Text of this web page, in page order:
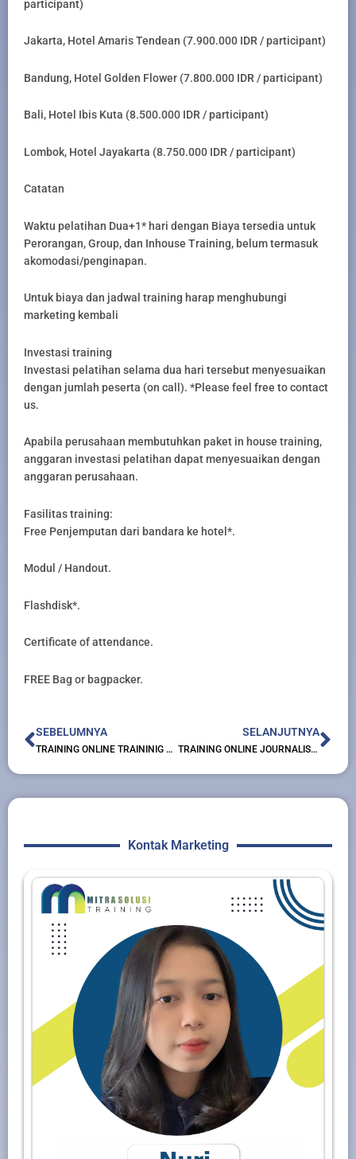
participant)
Jakarta, Hotel Amaris Tendean (7.900.000 IDR / participant)
Bandung, Hotel Golden Flower (7.800.000 IDR / participant)
Bali, Hotel Ibis Kuta (8.500.000 IDR / participant)
Lombok, Hotel Jayakarta (8.750.000 IDR / participant)
Catatan
Waktu pelatihan Dua+1* hari dengan Biaya tersedia untuk
Perorangan, Group, dan Inhouse Training, belum termasuk
akomodasi/penginapan.
Untuk biaya dan jadwal training harap menghubungi
marketing kembali
Investasi training
Investasi pelatihan selama dua hari tersebut menyesuaikan
dengan jumlah peserta (on call). *Please feel free to contact
us.
Apabila perusahaan membutuhkan paket in house training,
anggaran investasi pelatihan dapat menyesuaikan dengan
anggaran perusahaan.
Fasilitas training:
Free Penjemputan dari bandara ke hotel*.
Modul / Handout.
Flashdisk*.
Certificate of attendance.
FREE Bag or bagpacker.
Prev
SEBELUMNYA
TRAINING ONLINE TRAININIG PELATIHAN DAN SERTIFIKASI EXCAVATOR
SELANJUTNYA
TRAINING ONLINE JOURNALISTIC AND CORPORATE COMMUNICATIONS
Kontak Marketing